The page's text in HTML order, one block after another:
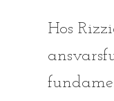
Hos